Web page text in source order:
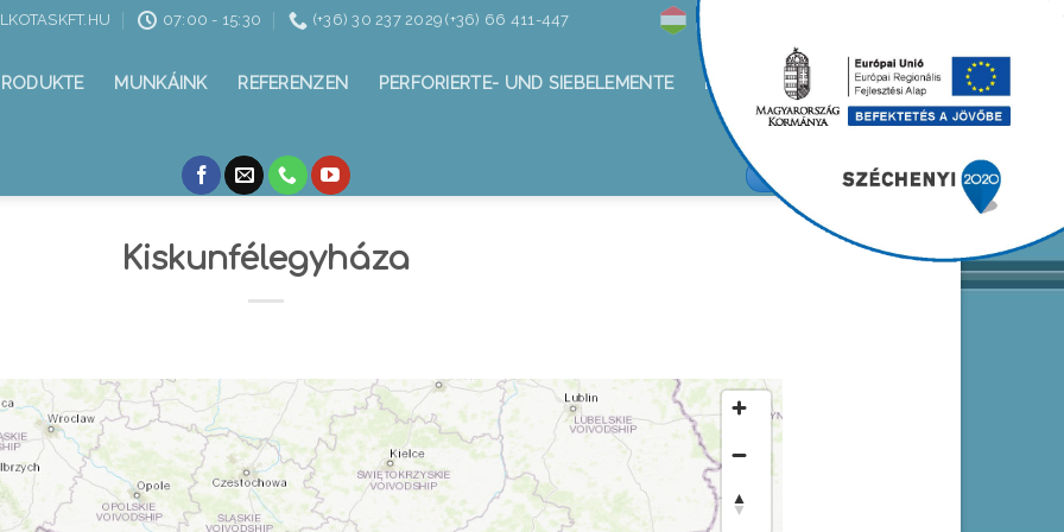
07:00 - 15:30 (+36) 30 237 2029 (+36) 66 411-447
MUNKÁINK REFERENZEN PERFORIERTE- UND SIEBELEMENTE
ROSTALEMEZEK
ALKOTÁS KFT/FACEBOOK
Kiskunfélegyháza